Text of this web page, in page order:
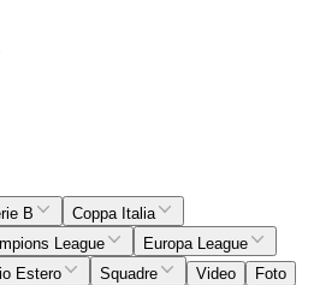
B
Coppa Italia
League
Europa League
Estero Squadre Video
Foto